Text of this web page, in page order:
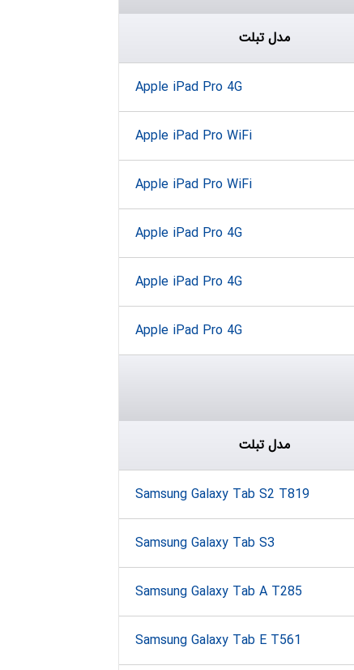
مدل تبلت
Apple iPad Pro 4G
Apple iPad Pro WiFi
Apple iPad Pro WiFi
Apple iPad Pro 4G
Apple iPad Pro 4G
Apple iPad Pro 4G
مدل تبلت
Samsung Galaxy Tab S2 T819
Samsung Galaxy Tab S3
Samsung Galaxy Tab A T285
Samsung Galaxy Tab E T561